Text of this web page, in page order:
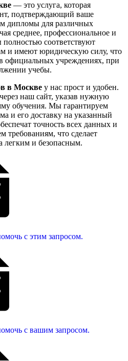
— это услуга, которая
подтверждающий ваше
дипломы для различных
среднее, профессиональное и
соответствуют
и имеют юридическую силу, что
официальных учреждениях, при
учебы.
в Москве у нас прост и удобен.
наш сайт, указав нужную
обучения. Мы гарантируем
и его доставку на указанный
точность всех данных и
требованиям, что сделает
легким и безопасным.
с этим запросом.
с вашим запросом.